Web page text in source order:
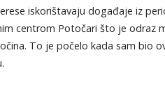
iskorištavaju događaje iz
centrom Potočari što je odraz
To je počelo kada sam bio